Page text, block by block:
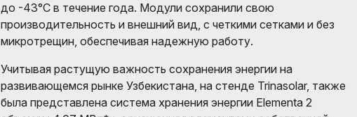
до -43°C в течение года. Модули сохранили свою
производительность и внешний вид, с четкими сетками и без
микротрещин, обеспечивая надежную работу.
Учитывая растущую важность сохранения энергии на
развивающемся рынке Узбекистана, на стенде Trinasolar, также
была представлена система хранения энергии Elementa 2